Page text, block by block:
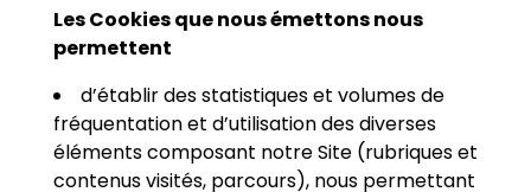
Les Cookies que nous émettons nous
permettent
d’établir des statistiques et volumes de
fréquentation et d’utilisation des diverses
éléments composant notre Site (rubriques et
contenus visités, parcours), nous permettant